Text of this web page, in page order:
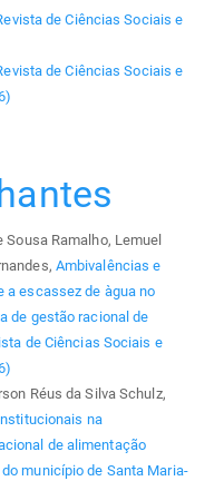
de Ciências Sociais e
de Ciências Sociais e
Ramalho, Lemuel
Ambivalências e
a escassez de àgua no
de gestão racional de
de Ciências Sociais e
Réus da Silva Schulz,
na
de alimentação
município de Santa Maria-